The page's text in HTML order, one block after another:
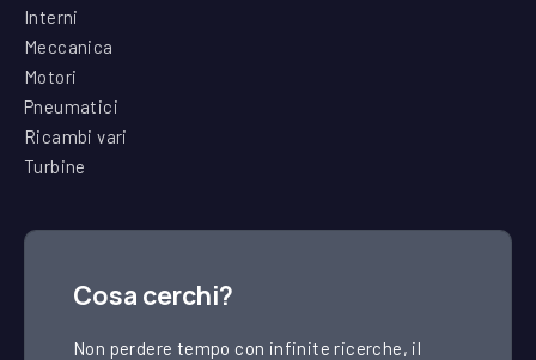
Interni
Meccanica
Motori
Pneumatici
Ricambi vari
Turbine
Cosa cerchi?
Non perdere tempo con infinite ricerche, il